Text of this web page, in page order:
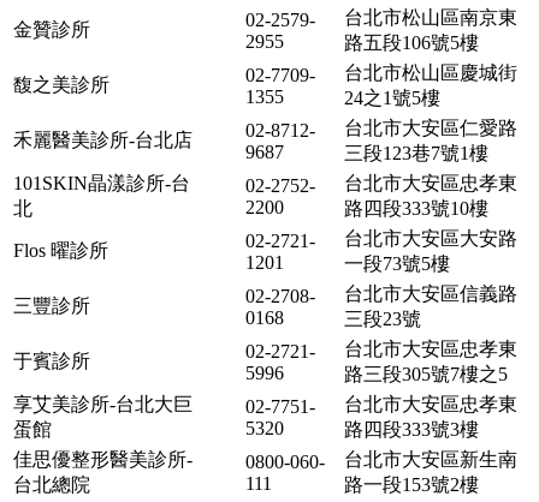
金贊診所
02-2579-
2955
台北市松山區南京東
路五段106號5樓
馥之美診所
02-7709-
1355
台北市松山區慶城街
24之1號5樓
禾麗醫美診所-台北店
02-8712-
9687
台北市大安區仁愛路
三段123巷7號1樓
101SKIN晶漾診所-台
北
02-2752-
2200
台北市大安區忠孝東
路四段333號10樓
Flos 曜診所
02-2721-
1201
台北市大安區大安路
一段73號5樓
三豐診所
02-2708-
0168
台北市大安區信義路
三段23號
于賓診所
02-2721-
5996
台北市大安區忠孝東
路三段305號7樓之5
享艾美診所-台北大巨
蛋館
02-7751-
5320
台北市大安區忠孝東
路四段333號3樓
佳思優整形醫美診所-
台北總院
0800-060-
111
台北市大安區新生南
路一段153號2樓